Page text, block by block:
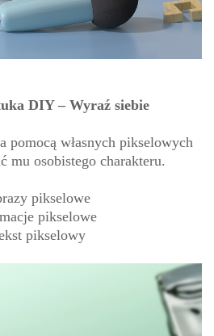
DIY – Wyraź siebie
pomocą własnych pikselowych
mu osobistego charakteru.
pikselowe
pikselowe
pikselowy